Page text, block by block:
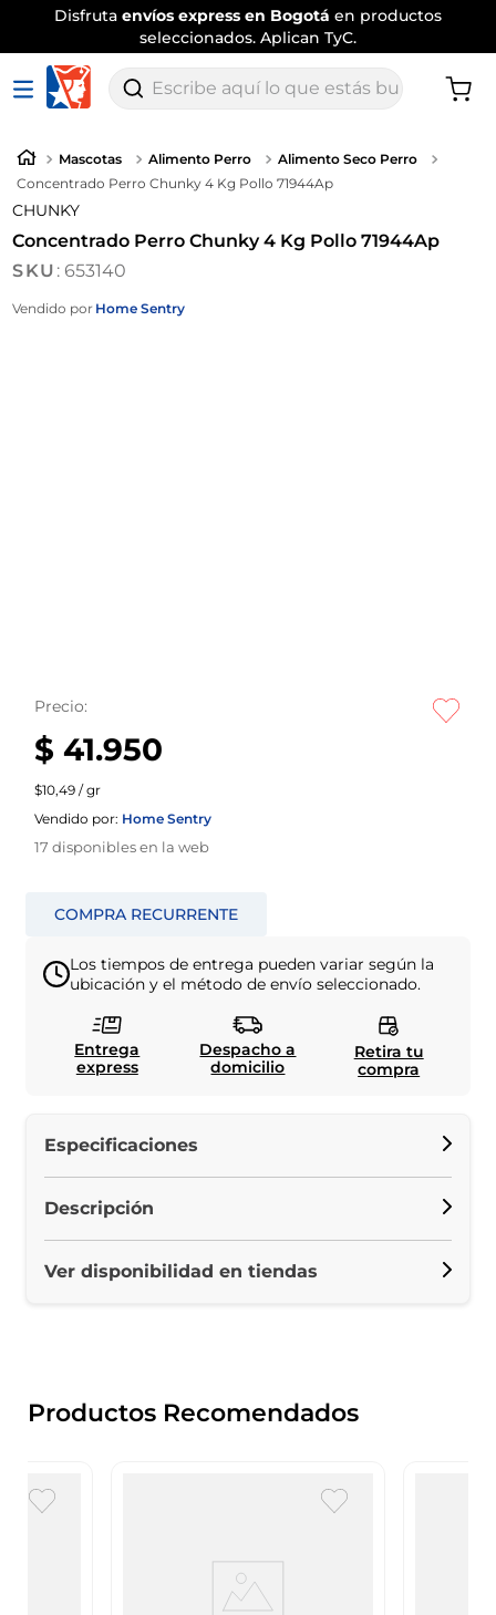
Disfruta envíos express en Bogotá en productos
seleccionados. Aplican TyC.
Escribe aquí lo que estás buscando
Mascotas Alimento Perro
Alimento Seco Perro
Concentrado Perro Chunky 4 Kg Pollo 71944Ap
CHUNKY
Concentrado Perro Chunky 4 Kg Pollo 71944Ap
: 653140
Vendido por Home Sentry
Precio:
$ 41.950
$10,49 / gr
Vendido por: Home Sentry
17 disponibles en la web
Los tiempos de entrega pueden variar según la
ubicación y el método de envío seleccionado.
Entrega
express
Despacho a
domicilio
Retira tu
compra
Especificaciones
Descripción
Ver disponibilidad en tiendas
Productos Recomendados